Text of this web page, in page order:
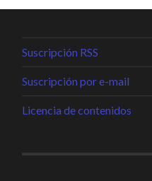
Suscripción RSS
Suscripción por e-mail
Licencia de contenidos